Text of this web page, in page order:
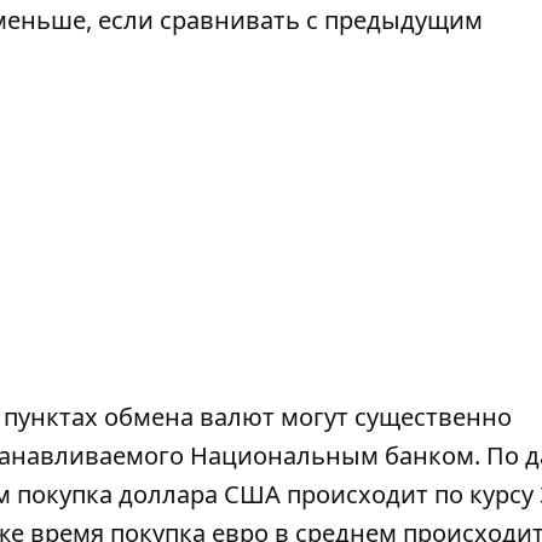
если сравнивать с предыдущим
обмена валют могут существенно
Национальным банком. По
покупка доллара США происходит по курсу
время покупка евро в среднем